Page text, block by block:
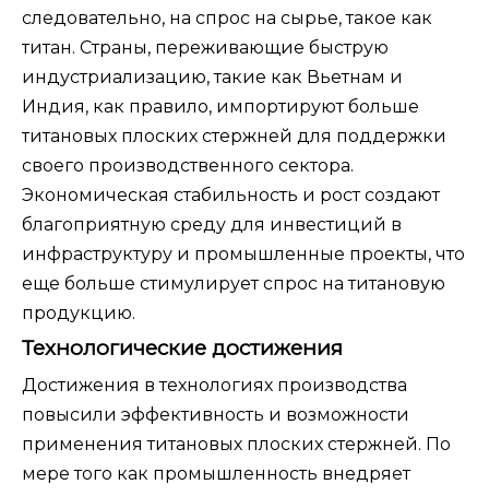
следовательно, на спрос на сырье, такое как
титан. Страны, переживающие быструю
индустриализацию, такие как Вьетнам и
Индия, как правило, импортируют больше
титановых плоских стержней для поддержки
своего производственного сектора.
Экономическая стабильность и рост создают
благоприятную среду для инвестиций в
инфраструктуру и промышленные проекты, что
еще больше стимулирует спрос на титановую
продукцию.
Технологические достижения
Достижения в технологиях производства
повысили эффективность и возможности
применения титановых плоских стержней. По
мере того как промышленность внедряет